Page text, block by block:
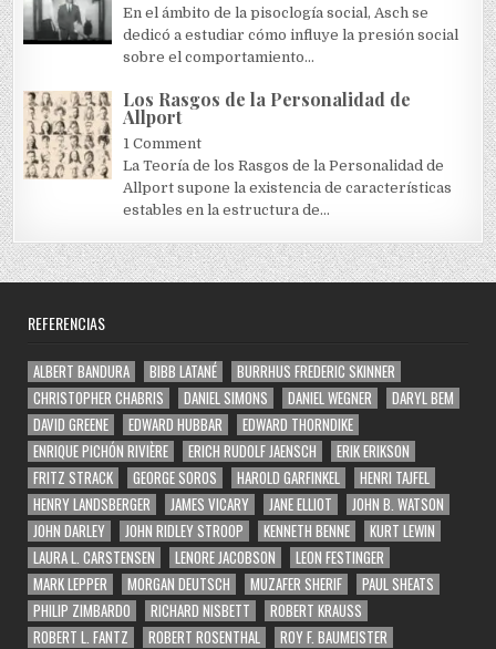
En el ámbito de la pisoclogía social, Asch se
dedicó a estudiar cómo influye la presión social
sobre el comportamiento...
Los Rasgos de la Personalidad de
Allport
1 Comment
La Teoría de los Rasgos de la Personalidad de
Allport supone la existencia de características
estables en la estructura de...
REFERENCIAS
ALBERT BANDURA BIBB LATANÉ
BURRHUS FREDERIC SKINNER
CHRISTOPHER CHABRIS
DANIEL SIMONS DANIEL WEGNER
DARYL BEM
DAVID GREENE
EDWARD HUBBAR
EDWARD THORNDIKE
ENRIQUE PICHÓN RIVIÈRE
ERICH RUDOLF JAENSCH
ERIK ERIKSON
FRITZ STRACK
GEORGE SOROS HAROLD GARFINKEL
HENRI TAJFEL
HENRY LANDSBERGER
JAMES VICARY JANE ELLIOT
JOHN B. WATSON
JOHN DARLEY
JOHN RIDLEY STROOP KENNETH BENNE
KURT LEWIN
LAURA L. CARSTENSEN
LENORE JACOBSON
LEON FESTINGER
MARK LEPPER
MORGAN DEUTSCH MUZAFER SHERIF
PAUL SHEATS
PHILIP ZIMBARDO
RICHARD NISBETT
ROBERT KRAUSS
ROBERT L. FANTZ
ROBERT ROSENTHAL
ROY F. BAUMEISTER